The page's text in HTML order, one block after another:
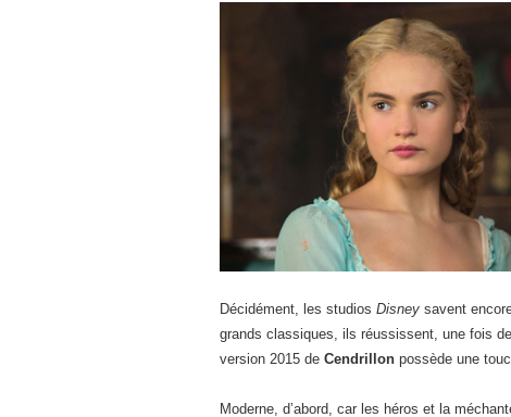
Décidément, les studios Disney savent
grands classiques, ils réussissent, une fois
version 2015 de Cendrillon possède une
Moderne, d’abord, car les héros et la